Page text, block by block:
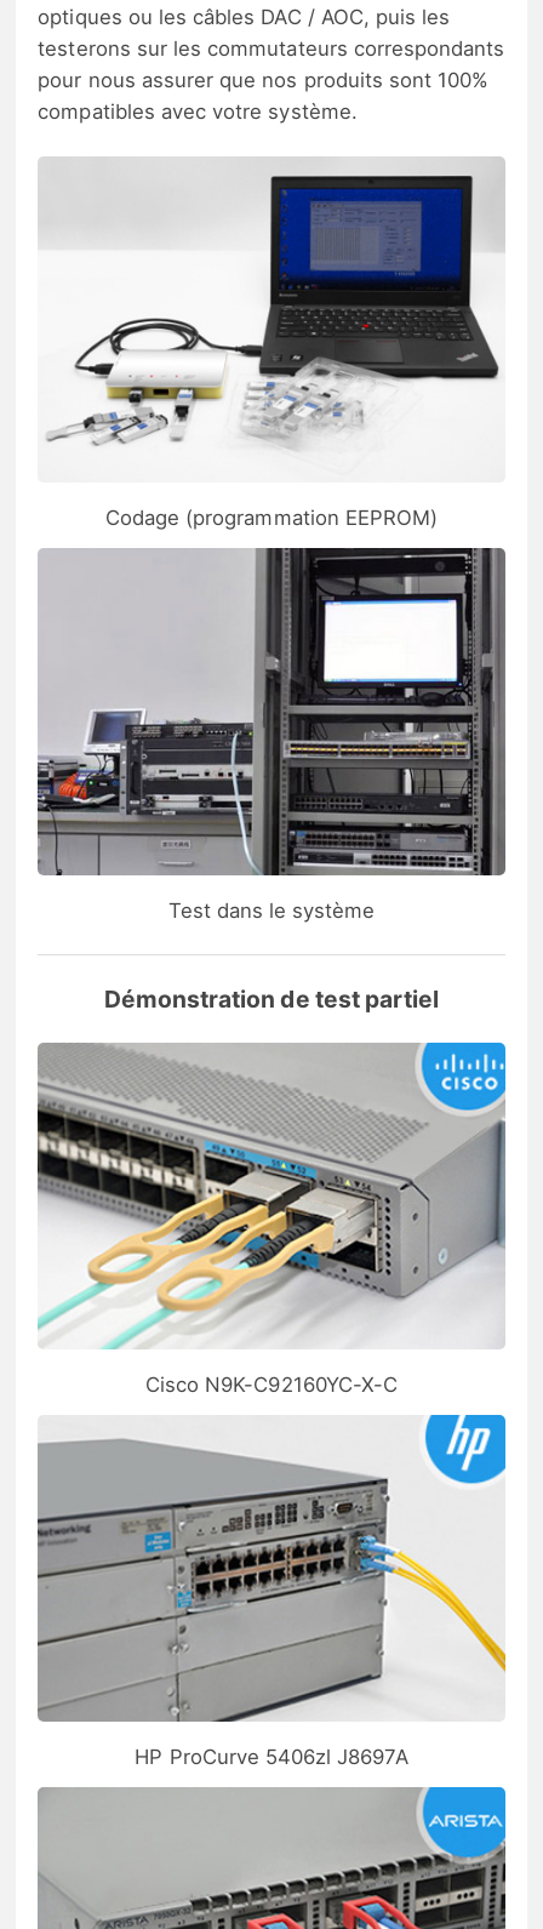
optiques ou les câbles DAC / AOC, puis les
testerons sur les commutateurs correspondants
pour nous assurer que nos produits sont 100%
compatibles avec votre système.
Codage (programmation EEPROM)
Test dans le système
Démonstration de test partiel
Cisco N9K-C92160YC-X-C
HP ProCurve 5406zl J8697A